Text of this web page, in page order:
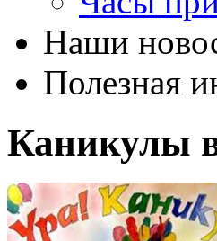
Наши
Полезная
Каникулы